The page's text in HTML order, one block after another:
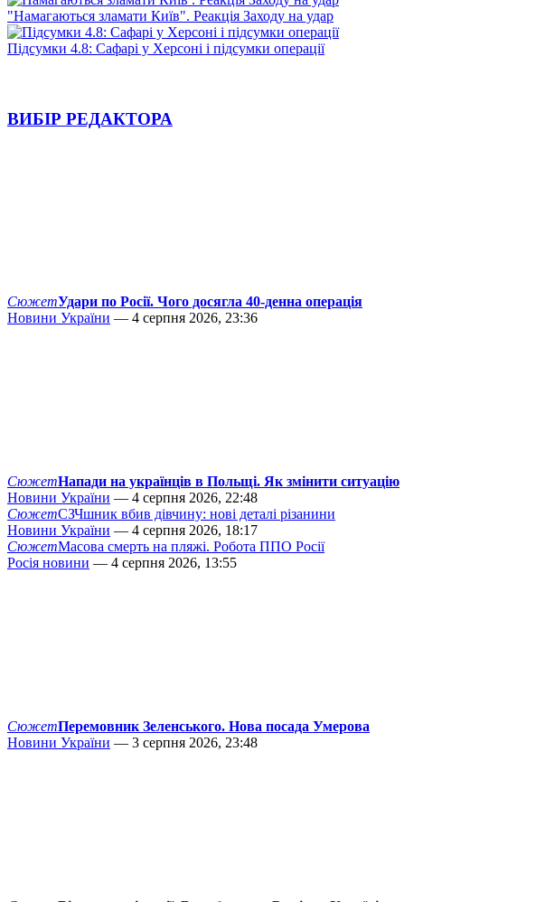
"Намагаються зламати Київ". Реакція Заходу на удар
Підсумки 4.8: Сафарі у Херсоні і підсумки операції
ВИБІР РЕДАКТОРА
СюжетУдари по Росії. Чого досягла 40-денна операція
Новини України — 4 серпня 2026, 23:36
СюжетНапади на українців в Польщі. Як змінити ситуацію
Новини України — 4 серпня 2026, 22:48
СюжетСЗЧшник вбив дівчину: нові деталі різанини
Новини України — 4 серпня 2026, 18:17
СюжетМасова смерть на пляжі. Робота ППО Росії
Росія новини — 4 серпня 2026, 13:55
СюжетПеремовник Зеленського. Нова посада Умерова
Новини України — 3 серпня 2026, 23:48